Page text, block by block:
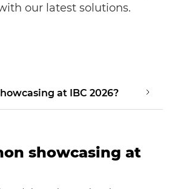
our latest solutions.
at IBC 2026?
showcasing at